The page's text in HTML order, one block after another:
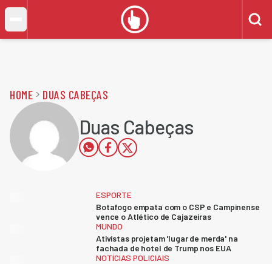
HOME DUAS CABEÇAS
Duas Cabeças
ESPORTE
Botafogo empata com o CSP e Campinense
vence o Atlético de Cajazeiras
MUNDO
Ativistas projetam 'lugar de merda' na
fachada de hotel de Trump nos EUA
NOTÍCIAS POLICIAIS